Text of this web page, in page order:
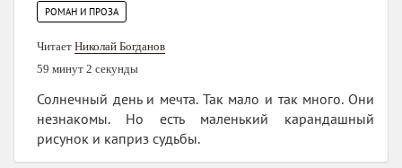
РОМАН И ПРОЗА
Читает Николай Богданов
59 минут 2 секунды
Солнечный день и мечта. Так мало и так много. Они
незнакомы. Но есть маленький карандашный
рисунок и каприз судьбы.